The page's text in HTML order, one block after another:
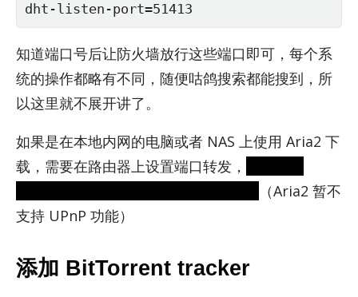
dht-listen-port=51413
知道端口号后让防火墙放行这些端口即可，每个系
统的操作都略有不同，随便咕鸽搜索都能搜到，所
以这里就不展开讲了。
如果是在本地内网的电脑或者 NAS 上使用 Aria2 下
载，需要在路由器上设置端口转发，
（Aria2 暂不
支持 UPnP 功能）
添加 BitTorrent tracker